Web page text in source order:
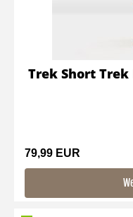
79,99 EUR
Trek Short Trek